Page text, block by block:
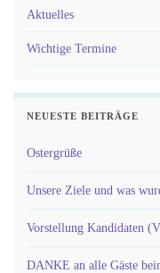
Aktuelles
Wichtige Termine
NEUESTE BEITRÄGE
Ostergrüße
Unsere Ziele und was
Vorstellung Kandidaten
DANKE an alle Gäste